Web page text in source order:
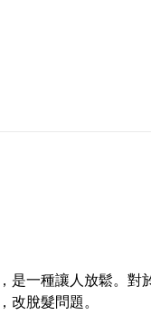
是一種讓人放鬆。對
改脫髮問題。